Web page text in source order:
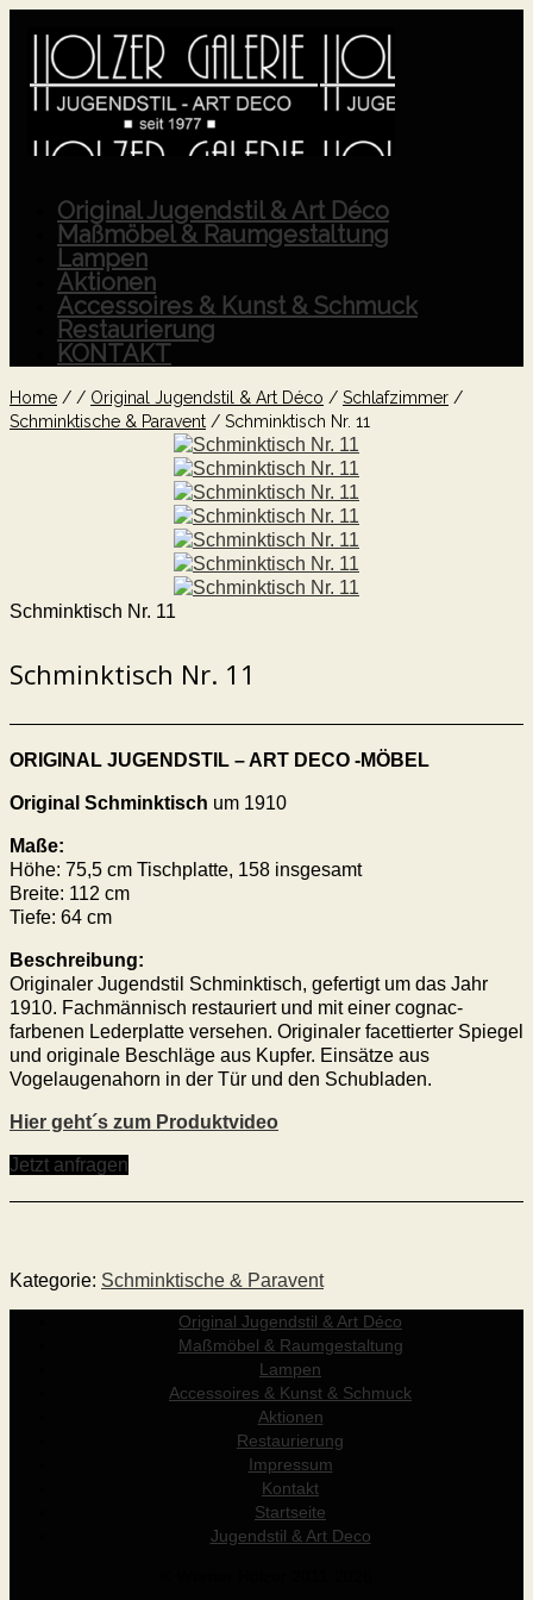
Original Jugendstil & Art Déco
Maßmöbel & Raumgestaltung
Lampen
Aktionen
Accessoires & Kunst & Schmuck
Restaurierung
KONTAKT
Home / / Original Jugendstil & Art Déco / Schlafzimmer /
Schminktische & Paravent / Schminktisch Nr. 11
Schminktisch Nr. 11
Schminktisch Nr. 11
ORIGINAL JUGENDSTIL – ART DECO -MÖBEL
Original Schminktisch um 1910
Maße:
Höhe: 75,5 cm Tischplatte, 158 insgesamt
Breite: 112 cm
Tiefe: 64 cm
Beschreibung:
Originaler Jugendstil Schminktisch, gefertigt um das Jahr
1910. Fachmännisch restauriert und mit einer cognac-
farbenen Lederplatte versehen. Originaler facettierter Spiegel
und originale Beschläge aus Kupfer. Einsätze aus
Vogelaugenahorn in der Tür und den Schubladen.
Hier geht´s zum Produktvideo
Jetzt anfragen
Kategorie: Schminktische & Paravent
Original Jugendstil & Art Déco
Maßmöbel & Raumgestaltung
Lampen
Accessoires & Kunst & Schmuck
Aktionen
Restaurierung
Impressum
Kontakt
Startseite
Jugendstil & Art Deco